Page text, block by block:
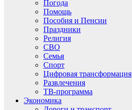
Погода
Помощь
Пособия и Пенсии
Праздники
Религия
СВО
Семья
Спорт
Цифровая трансформация
Развлечения
ТВ-программа
Экономика